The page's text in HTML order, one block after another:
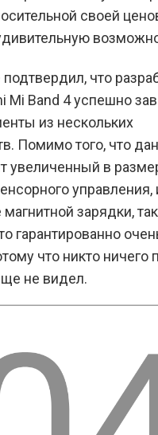
своей
что
Mi Band 4 успешно
из нескольких
Помимо того, что
увеличенный в
управления,
зарядки,
гарантированно
что никто ничего
не видел.